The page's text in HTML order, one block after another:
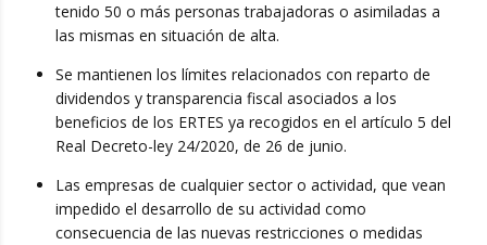
tenido 50 o más personas trabajadoras o asimiladas a
las mismas en situación de alta.
Se mantienen los límites relacionados con reparto de
dividendos y transparencia fiscal asociados a los
beneficios de los ERTES ya recogidos en el artículo 5 del
Real Decreto-ley 24/2020, de 26 de junio.
Las empresas de cualquier sector o actividad, que vean
impedido el desarrollo de su actividad como
consecuencia de las nuevas restricciones o medidas